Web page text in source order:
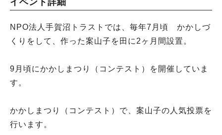
NPO法人手賀沼トラストでは、毎年7月頃 かかしづ
くりをして、作った案山子を田に2ヶ月間設置。
9月頃にかかしまつり（コンテスト）を開催していま
す。
かかしまつり（コンテスト）で、案山子の人気投票を
行います。